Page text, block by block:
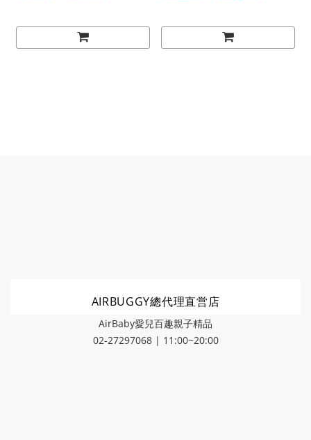
AIRBUGGY總代理直営店
AirBaby愛兒百趣親子精品
02-27297068 | 11:00~20:00